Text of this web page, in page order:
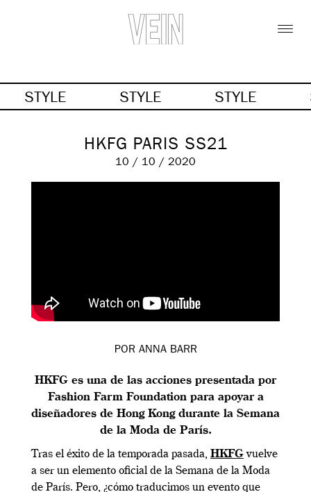
STYLE STYLE STYLE
HKFG PARIS SS21
10 / 10 / 2020
POR ANNA BARR
HKFG es una de las acciones presentada por
Fashion Farm Foundation para apoyar a
diseñadores de Hong Kong durante la Semana
de la Moda de París.
Tras el éxito de la temporada pasada, HKFGvuelve
a ser un elemento oficial de la Semana de la Moda
de París. Pero, ¿cómo traducimos un evento que